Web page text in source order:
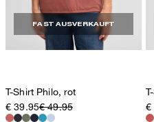
FAST AUSVERKAUFT
T-Shirt Philo, rot
€ 39.95€ 49.95
€